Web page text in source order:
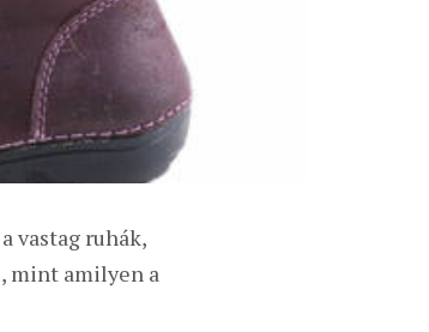
vastag ruhák,
mint amilyen a